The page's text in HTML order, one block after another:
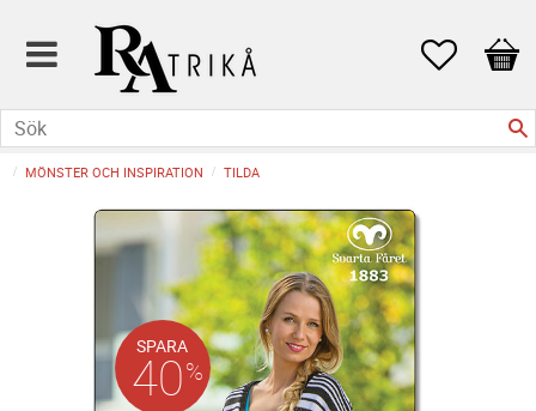
Favoriter
MÖNSTER OCH INSPIRATION TILDA
SPARA
40%